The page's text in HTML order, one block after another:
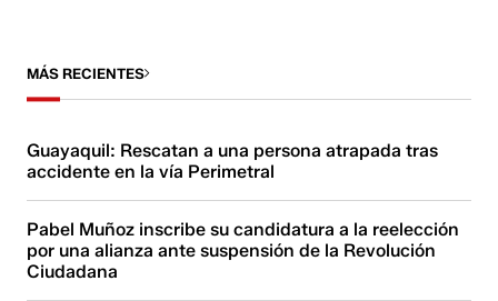
MÁS RECIENTES
Guayaquil: Rescatan a una persona atrapada tras
accidente en la vía Perimetral
Pabel Muñoz inscribe su candidatura a la reelección
por una alianza ante suspensión de la Revolución
Ciudadana